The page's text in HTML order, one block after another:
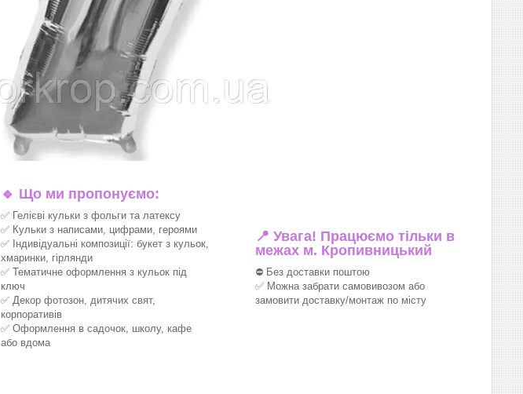
🔹 Що ми пропонуємо:
✅ Гелієві кульки з фольги та латексу
✅ Кульки з написами, цифрами, героями
✅ Індивідуальні композиції: букет з кульок,
хмаринки, гірлянди
✅ Тематичне оформлення з кульок під
ключ
✅ Декор фотозон, дитячих свят,
корпоративів
✅ Оформлення в садочок, школу, кафе
або вдома
📍 Увага! Працюємо тільки в
межах м. Кропивницький
⛔ Без доставки поштою
✅ Можна забрати самовивозом або
замовити доставку/монтаж по місту